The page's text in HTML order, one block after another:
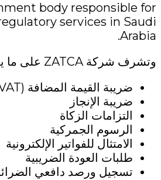
body responsible for
services in Saudi
Arabia.
وتشرف شركة ZATCA على ما يلي:
ضريبة القيمة المضافة (VAT)
ضريبة الإنجاز
التزامات الزكاة
الرسوم الجمركية
الامتثال للفواتير الإلكترونية
طلبات العودة الضريبية
تسجيل ورصد دافعي